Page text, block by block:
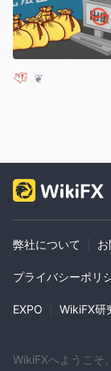
❦
弊社について
プライバシーポリ
EXPO WikiFX研
WikiFXへようこそ。